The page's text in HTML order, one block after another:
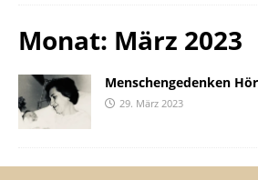
Monat: März 2023
Menschengedenken
29. März 2023